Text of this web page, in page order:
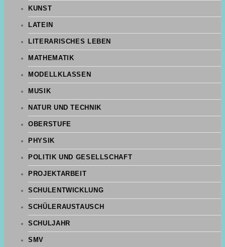
KUNST
LATEIN
LITERARISCHES LEBEN
MATHEMATIK
MODELLKLASSEN
MUSIK
NATUR UND TECHNIK
OBERSTUFE
PHYSIK
POLITIK UND GESELLSCHAFT
PROJEKTARBEIT
SCHULENTWICKLUNG
SCHÜLERAUSTAUSCH
SCHULJAHR
SMV